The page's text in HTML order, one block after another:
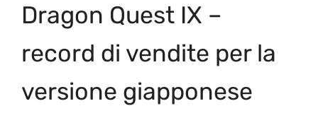
Dragon Quest IX –
record di vendite per la
versione giapponese